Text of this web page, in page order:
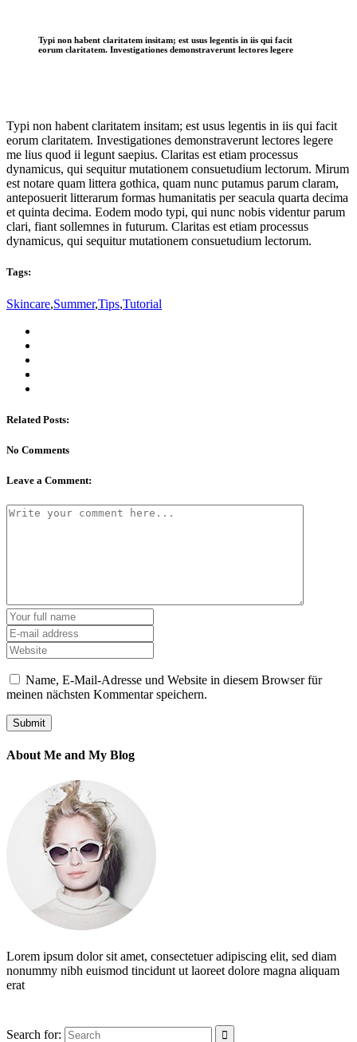
Typi non habent claritatem insitam; est usus legentis in iis qui facit
eorum claritatem. Investigationes demonstraverunt lectores legere
Typi non habent claritatem insitam; est usus legentis in iis qui facit
eorum claritatem. Investigationes demonstraverunt lectores legere
me lius quod ii legunt saepius. Claritas est etiam processus
dynamicus, qui sequitur mutationem consuetudium lectorum. Mirum
est notare quam littera gothica, quam nunc putamus parum claram,
anteposuerit litterarum formas humanitatis per seacula quarta decima
et quinta decima. Eodem modo typi, qui nunc nobis videntur parum
clari, fiant sollemnes in futurum. Claritas est etiam processus
dynamicus, qui sequitur mutationem consuetudium lectorum.
Tags:
Skincare,Summer,Tips,Tutorial
Related Posts:
No Comments
Leave a Comment:
Name, E-Mail-Adresse und Website in diesem Browser für
meinen nächsten Kommentar speichern.
About Me and My Blog
Lorem ipsum dolor sit amet, consectetuer adipiscing elit, sed diam
nonummy nibh euismod tincidunt ut laoreet dolore magna aliquam
erat
Search for: